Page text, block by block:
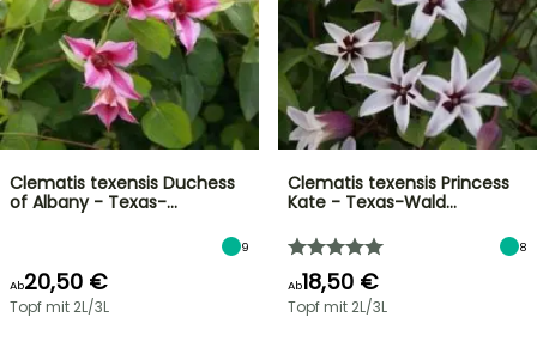
Clematis texensis Duchess
of Albany - Texas-…
9
Ab20,50 €
Topf mit 2L/3L
Clematis texensis Princess
Kate - Texas-Wald…
8
Ab18,50 €
Topf mit 2L/3L